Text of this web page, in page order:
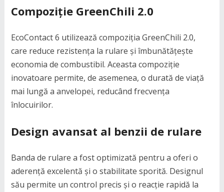
Compoziție GreenChili 2.0
EcoContact 6 utilizează compoziția GreenChili 2.0,
care reduce rezistența la rulare și îmbunătățește
economia de combustibil. Aceasta compoziție
inovatoare permite, de asemenea, o durată de viață
mai lungă a anvelopei, reducând frecvența
înlocuirilor.
Design avansat al benzii de rulare
Banda de rulare a fost optimizată pentru a oferi o
aderență excelentă și o stabilitate sporită. Designul
său permite un control precis și o reacție rapidă la